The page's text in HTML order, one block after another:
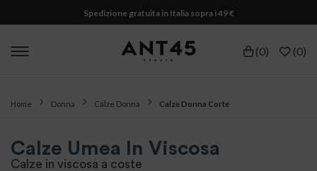
Spedizione gratuita in Italia sopra i 49 €
(0) (0)
Home Donna Calze Donna Calze Donna Corte
Calze Umea In Viscosa
Calze in viscosa a coste